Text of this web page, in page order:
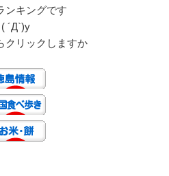
ンキングです
( ´Д`)y
クリックしますか